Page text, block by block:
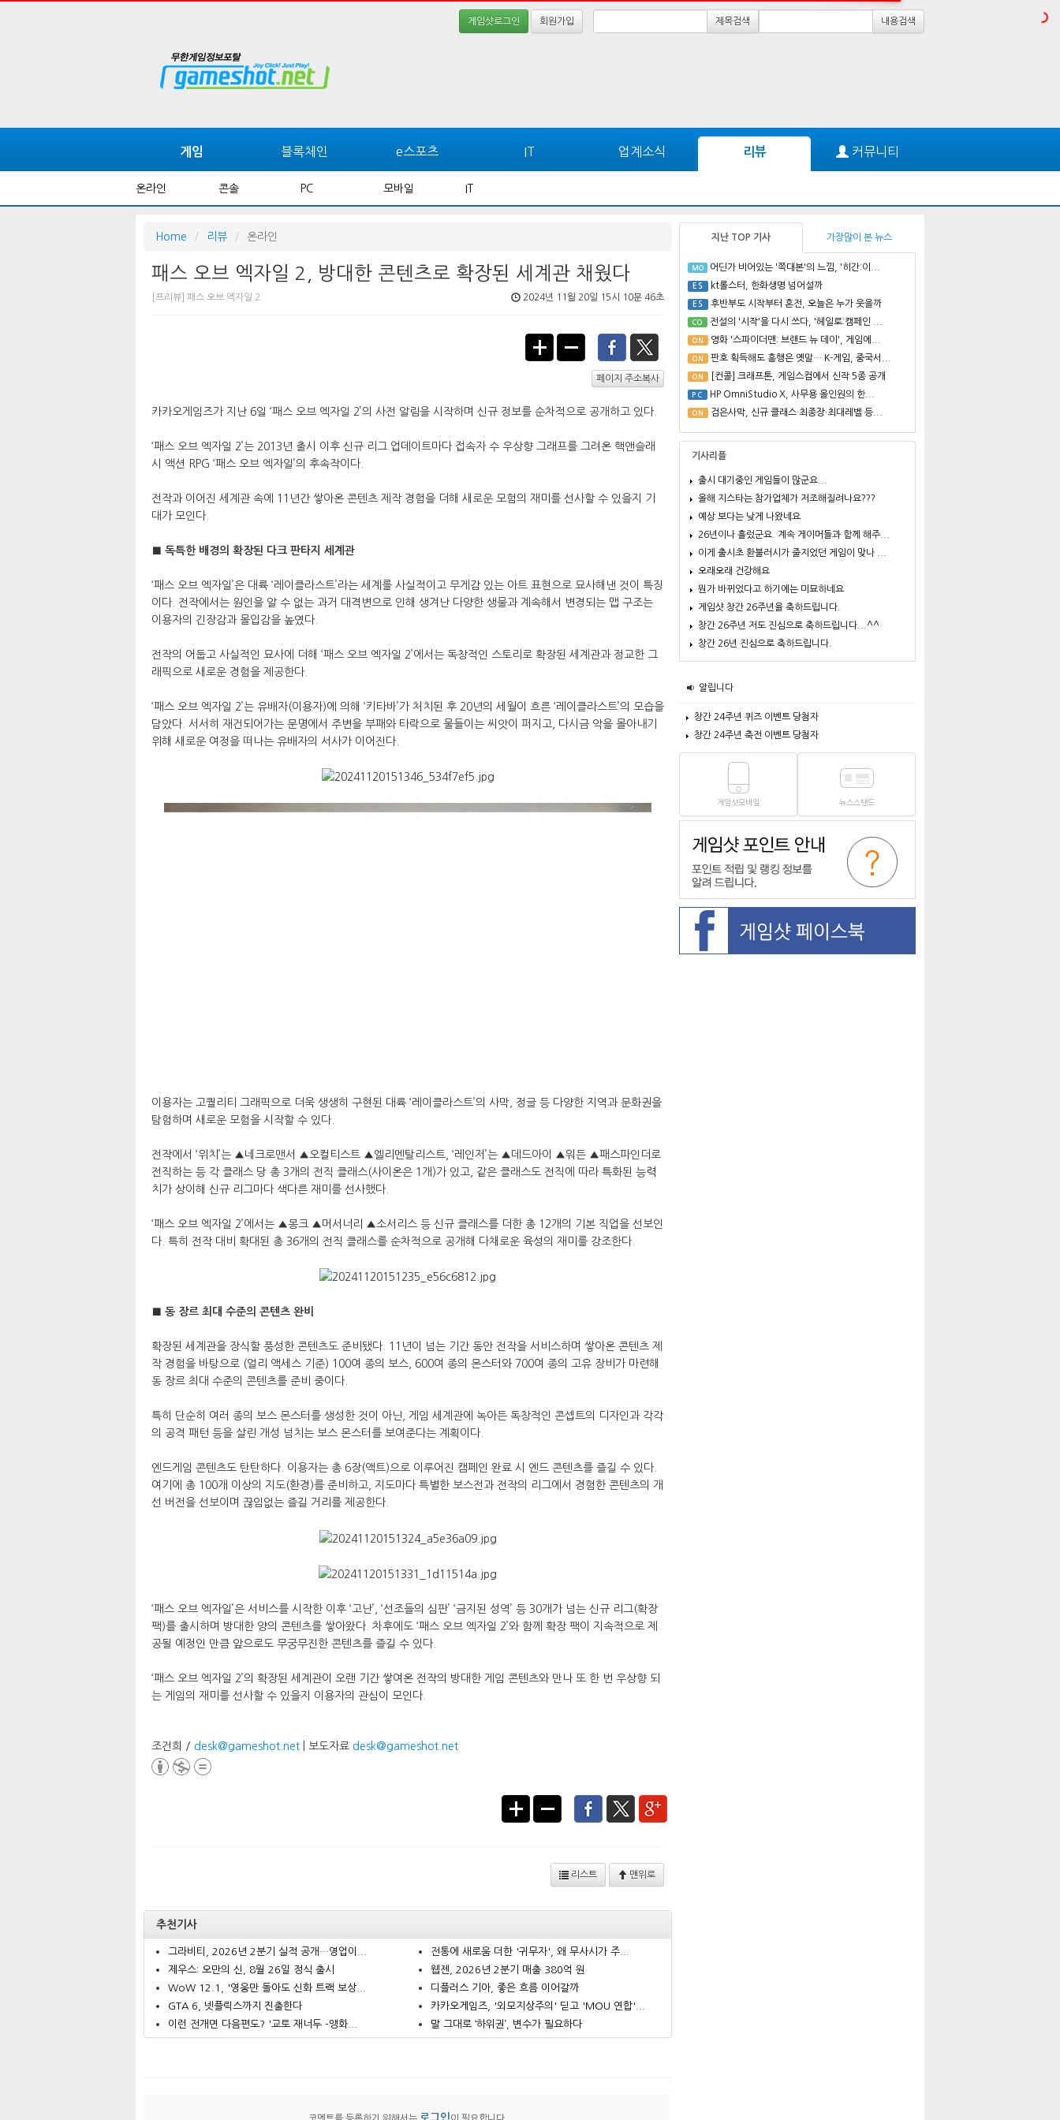
게임샷로그인 회원가입 제목검색 내용검색
게임 블록체인 e스포츠 IT 업계소식 리뷰 커뮤니티
온라인 콘솔 PC 모바일 IT
Home 리뷰 온라인
패스 오브 엑자일 2, 방대한 콘텐츠로 확장된 세계관 채웠다
[프리뷰] 패스 오브 엑자일 2 2024년 11월 20일 15시 10분 46초
페이지 주소복사
카카오게임즈가 지난 6일 ‘패스 오브 엑자일 2’의 사전 알림을 시작하며 신규 정보를 순차적으로 공개하고 있다.
‘패스 오브 엑자일 2’는 2013년 출시 이후 신규 리그 업데이트마다 접속자 수 우상향 그래프를 그려온 핵앤슬래
시 액션 RPG ‘패스 오브 엑자일’의 후속작이다.
전작과 이어진 세계관 속에 11년간 쌓아온 콘텐츠 제작 경험을 더해 새로운 모험의 재미를 선사할 수 있을지 기
대가 모인다.
■ 독특한 배경의 확장된 다크 판타지 세계관
‘패스 오브 엑자일’은 대륙 ‘레이클라스트’라는 세계를 사실적이고 무게감 있는 아트 표현으로 묘사해낸 것이 특징
이다. 전작에서는 원인을 알 수 없는 과거 대격변으로 인해 생겨난 다양한 생물과 계속해서 변경되는 맵 구조는
이용자의 긴장감과 몰입감을 높였다.
전작의 어둡고 사실적인 묘사에 더해 ‘패스 오브 엑자일 2’에서는 독창적인 스토리로 확장된 세계관과 정교한 그
래픽으로 새로운 경험을 제공한다.
‘패스 오브 엑자일 2’는 유배자(이용자)에 의해 ‘키타바’가 처치된 후 20년의 세월이 흐른 ‘레이클라스트’의 모습을
담았다. 서서히 재건되어가는 문명에서 주변을 부패와 타락으로 물들이는 씨앗이 퍼지고, 다시금 악을 몰아내기
위해 새로운 여정을 떠나는 유배자의 서사가 이어진다.
이용자는 고퀄리티 그래픽으로 더욱 생생히 구현된 대륙 ‘레이클라스트’의 사막, 정글 등 다양한 지역과 문화권을
탐험하며 새로운 모험을 시작할 수 있다.
전작에서 ‘위치’는 ▲네크로맨서 ▲오컬티스트 ▲엘리멘탈리스트, ‘레인저’는 ▲데드아이 ▲워든 ▲패스파인더로
전직하는 등 각 클래스 당 총 3개의 전직 클래스(사이온은 1개)가 있고, 같은 클래스도 전직에 따라 특화된 능력
치가 상이해 신규 리그마다 색다른 재미를 선사했다.
‘패스 오브 엑자일 2’에서는 ▲몽크 ▲머서너리 ▲소서리스 등 신규 클래스를 더한 총 12개의 기본 직업을 선보인
다. 특히 전작 대비 확대된 총 36개의 전직 클래스를 순차적으로 공개해 다채로운 육성의 재미를 강조한다.
■ 동 장르 최대 수준의 콘텐츠 완비
확장된 세계관을 장식할 풍성한 콘텐츠도 준비됐다. 11년이 넘는 기간 동안 전작을 서비스하며 쌓아온 콘텐츠 제
작 경험을 바탕으로 (얼리 액세스 기준) 100여 종의 보스, 600여 종의 몬스터와 700여 종의 고유 장비가 마련해
동 장르 최대 수준의 콘텐츠를 준비 중이다.
특히 단순히 여러 종의 보스 몬스터를 생성한 것이 아닌, 게임 세계관에 녹아든 독창적인 콘셉트의 디자인과 각각
의 공격 패턴 등을 살린 개성 넘치는 보스 몬스터를 보여준다는 계획이다.
엔드게임 콘텐츠도 탄탄하다. 이용자는 총 6장(액트)으로 이루어진 캠페인 완료 시 엔드 콘텐츠를 즐길 수 있다.
여기에 총 100개 이상의 지도(환경)를 준비하고, 지도마다 특별한 보스전과 전작의 리그에서 경험한 콘텐츠의 개
선 버전을 선보이며 끊임없는 즐길 거리를 제공한다.
‘패스 오브 엑자일’은 서비스를 시작한 이후 ‘고난’, ‘선조들의 심판’ ‘금지된 성역’ 등 30개가 넘는 신규 리그(확장
팩)를 출시하며 방대한 양의 콘텐츠를 쌓아왔다. 차후에도 ‘패스 오브 엑자일 2’와 함께 확장 팩이 지속적으로 제
공될 예정인 만큼 앞으로도 무궁무진한 콘텐츠를 즐길 수 있다.
‘패스 오브 엑자일 2’의 확장된 세계관이 오랜 기간 쌓여온 전작의 방대한 게임 콘텐츠와 만나 또 한 번 우상향 되
는 게임의 재미를 선사할 수 있을지 이용자의 관심이 모인다.
조건희 / desk@gameshot.net | 보도자료 desk@gameshot.net
리스트 맨위로
추천기사
그라비티, 2026년 2분기 실적 공개…영업이...
제우스: 오만의 신, 8월 26일 정식 출시
WoW 12.1, '영웅만 돌아도 신화 트랙 보상...
GTA 6, 넷플릭스까지 진출한다
이런 전개면 다음편도? '교토 재너두 -앵화...
전통에 새로움 더한 '귀무자', 왜 무사시가 주...
웹젠, 2026년 2분기 매출 380억 원
디플러스 기아, 좋은 흐름 이어갈까
카카오게임즈, '외모지상주의' 딛고 'MOU 연합'...
말 그대로 ‘하위권’, 변수가 필요하다
지난 TOP 기사 가장많이 본 뉴스
MO 어딘가 비어있는 '쪽대본'의 느낌, '히간:이...
ES kt롤스터, 한화생명 넘어설까
ES 후반부도 시작부터 혼전, 오늘은 누가 웃을까
CO 전설의 '시작'을 다시 쓰다, '헤일로:캠페인 ...
ON 영화 '스파이더맨: 브랜드 뉴 데이', 게임에...
ON 판호 획득해도 흥행은 옛말… K-게임, 중국서...
ON [컨콜] 크래프톤, 게임스컴에서 신작 5종 공개
PC HP OmniStudio X, 사무용 올인원의 한...
ON 검은사막, 신규 클래스·최종장·최대레벨 등...
기사리플
출시 대기중인 게임들이 많군요...
올해 지스타는 참가업체가 저조해질려나요???
예상 보다는 낮게 나왔네요
26년이나 흘렀군요. 계속 게이머들과 함께 해주...
이게 출시초 환불러시가 줄지었던 게임이 맞나 ...
오래오래 건강해요
뭔가 바뀌었다고 하기에는 미묘하네요
게임샷 창간 26주년을 축하드립니다.
창간 26주년 저도 진심으로 축하드립니다...^^
창간 26년 진심으로 축하드립니다.
알립니다
창간 24주년 퀴즈 이벤트 당첨자
창간 24주년 축전 이벤트 당첨자
게임샷모바일 뉴스스탠드